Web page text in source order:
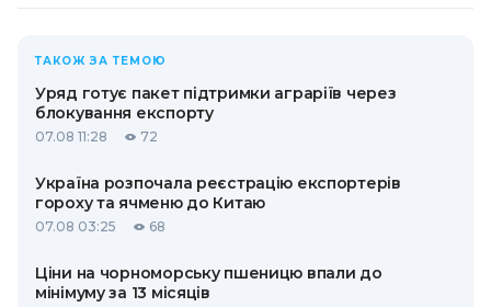
ТАКОЖ ЗА ТЕМОЮ
Уряд готує пакет підтримки аграріїв через
блокування експорту
07.08 11:28 72
Україна розпочала реєстрацію експортерів
гороху та ячменю до Китаю
07.08 03:25 68
Ціни на чорноморську пшеницю впали до
мінімуму за 13 місяців